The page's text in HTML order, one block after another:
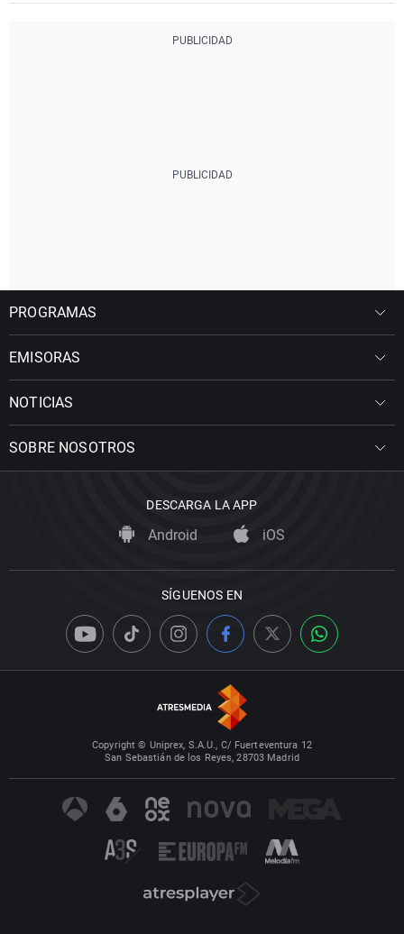
PROGRAMAS
EMISORAS
NOTICIAS
SOBRE NOSOTROS
DESCARGA LA APP
Android iOS
SÍGUENOS EN
Copyright © Uniprex, S.A.U., C/ Fuerteventura 12
San Sebastián de los Reyes, 28703 Madrid